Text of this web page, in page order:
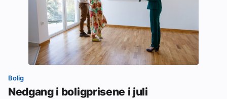
Bolig
Nedgang i boligprisene i juli